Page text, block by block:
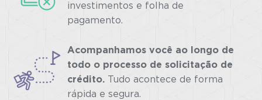
investimentos e folha de
pagamento.
Acompanhamos você ao longo de
todo o processo de solicitação de
crédito. Tudo acontece de forma
rápida e segura.